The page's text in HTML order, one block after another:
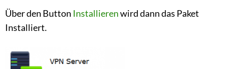
Über den Button Installierenwird dann das Paket
Installiert.